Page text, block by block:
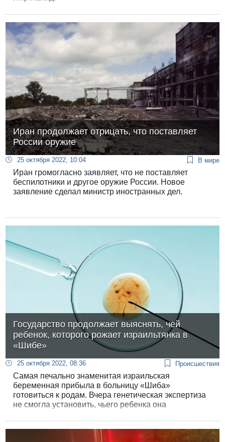
Иран продолжает отрицать, что поставляет
России оружие
25 октября 2022, 10:04 В мире
Иран громогласно заявляет, что не поставляет
беспилотники и другое оружие России. Новое
заявление сделал министр иностранных дел.
Государство продолжает выяснять, чей
ребенок, которого рожает израильтянка в
«Шибе»
25 октября 2022, 08:36 Происшествия
Самая печально знаменитая израильская
беременная прибыла в больницу «Шиба»
готовиться к родам. Вчера генетическая экспертиза
не смогла установить, чьего ребенка она